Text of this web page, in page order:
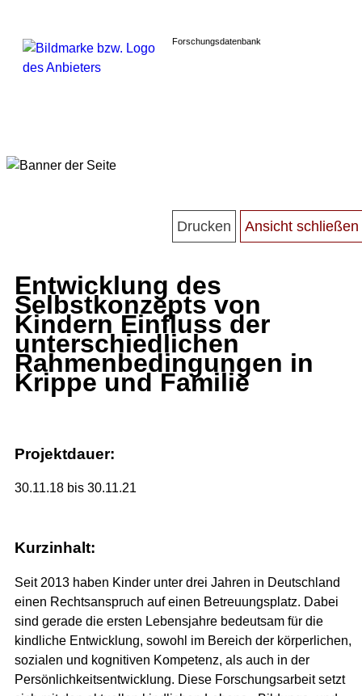
Forschungsdatenbank
Entwicklung des
Selbstkonzepts von
Kindern Einfluss der
unterschiedlichen
Rahmenbedingungen in
Krippe und Familie
Projektdauer:
30.11.18 bis 30.11.21
Kurzinhalt:
Seit 2013 haben Kinder unter drei Jahren in Deutschland
einen Rechtsanspruch auf einen Betreuungsplatz. Dabei
sind gerade die ersten Lebensjahre bedeutsam für die
kindliche Entwicklung, sowohl im Bereich der körperlichen,
sozialen und kognitiven Kompetenz, als auch in der
Persönlichkeitsentwicklung. Diese Forschungsarbeit setzt